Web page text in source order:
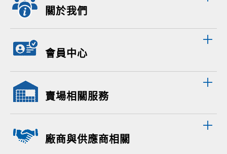
關於我們
會員中心
賣場相關服務
廠商與供應商相關